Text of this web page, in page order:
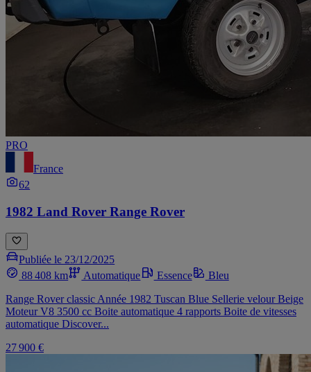
PRO
France
62
1982 Land Rover Range Rover
Publiée le 23/12/2025
88 408 km
Automatique Essence
Bleu
Range Rover classic Année 1982 Tuscan Blue Sellerie velour Beige
Moteur V8 3500 cc Boite automatique 4 rapports Boite de vitesses
automatique Discover...
27 900 €